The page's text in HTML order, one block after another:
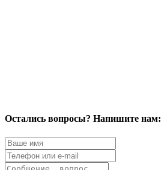
Остались вопросы? Напишите нам: